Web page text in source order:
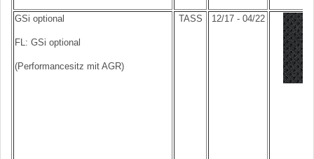
GSi optional
FL: GSi optional
(Performancesitz mit AGR)
TASS 12/17 - 04/22